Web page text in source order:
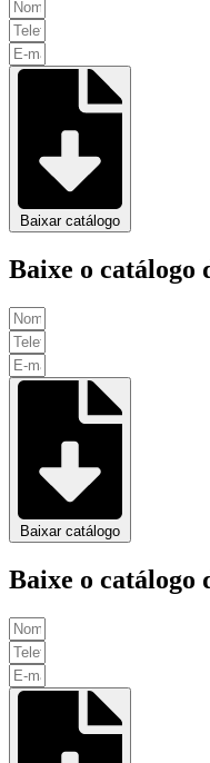
Baixar catálogo
Baixe o catálogo
Baixar catálogo
Baixe o catálogo